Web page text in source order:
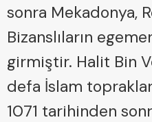
sonra Mekadonya,
Bizanslıların
girmiştir. Halit Bin
defa İslam
1071 tarihinden